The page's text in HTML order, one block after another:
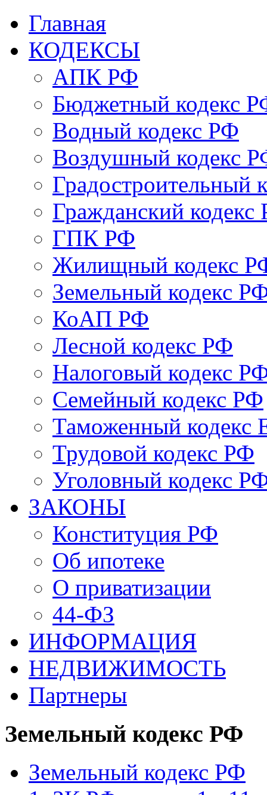
Главная
КОДЕКСЫ
АПК РФ
Бюджетный кодекс
Водный кодекс РФ
Воздушный кодекс
Градостроительный
Гражданский кодекс
ГПК РФ
Жилищный кодекс
Земельный кодекс
КоАП РФ
Лесной кодекс РФ
Налоговый кодекс
Семейный кодекс РФ
Таможенный
Трудовой кодекс РФ
Уголовный кодекс
ЗАКОНЫ
Конституция РФ
Об ипотеке
О приватизации
44-ФЗ
ИНФОРМАЦИЯ
НЕДВИЖИМОСТЬ
Партнеры
Земельный кодекс РФ
Земельный кодекс РФ